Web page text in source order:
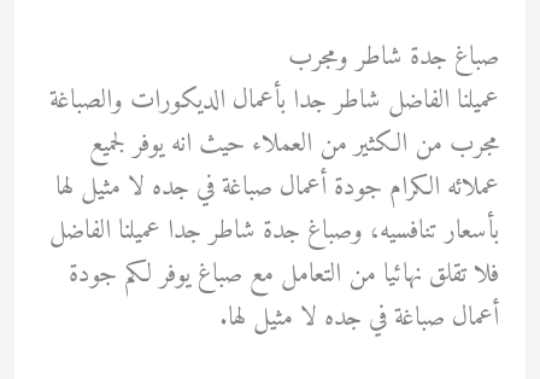
صباغ جدة شاطر ومجرب
عميلنا الفاضل شاطر جدا بأعمال الديكورات والصباغة
مجرب من الكثير من العملاء حيث انه يوفر لجميع
عملائه الكرام جودة أعمال صباغة في جده لا مثيل لها
بأسعار تنافسيه، وصباغ جدة شاطر جدا عميلنا الفاضل
فلا تقلق نهائيا من التعامل مع صباغ يوفر لكم جودة
أعمال صباغة في جده لا مثيل لها.